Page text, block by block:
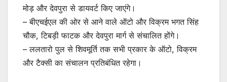
मोड़ और देवपुरा से डायवर्ट किए जाएंगे।
– बीएचईएल की ओर से आने वाले ऑटो और विक्रम भगत सिंह
चौक, टिबड़ी फाटक और देवपुरा मार्ग से संचालित होंगे।
– ललतारो पुल से शिवमूर्ति तक सभी प्रकार के ऑटो, विक्रम
और टैक्सी का संचालन प्रतिबंधित रहेगा।